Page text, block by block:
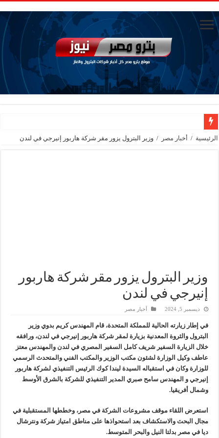
جنوب الوادي القابضة للبترول» تنظم لقاءً توعويًا حول إدارة الأزمات ورفع كفاءة
الرئيسية / أخبار مصر / وزير البترول يزور مقر شركة هاربور إنيرجي في لندن
وزير البترول يزور مقر شركة هاربور
إنيرجي في لندن
ديسمبر 5, 2024 أخبار مصر
في إطار زيارته الحالية للمملكة المتحدة، قام المهندس كريم بدوي وزير
البترول والثروة المعدنية بزيارة لمقر شركة هاربور إنيرجي في لندن، ورافقه
خلال الزيارة السفير شريف كامل السفير المصري في لندن والمهندس معتز
عاطف وكيل الوزارة لشئون مكتب الوزير والمكتب الفني والمتحدث الرسمي
للوزارة وكان في استقباله السيدة ليندا كوك الرئيس التنفيذي لشركة هاربور
إنيرجي و المهندس سامح صبري المدير التنفيذي للشركة بالشرق الأوسط
وشمال أفريقيا.
استعرض اللقاء موقف مشروعات الشركة في مصر، وخططها المستقبلية في
مجال البحث والاستكشاف بعد استحواذها على مناطق امتياز شركة ونترشال
ديا في مصر بدلتا النيل والبحر المتوسط.